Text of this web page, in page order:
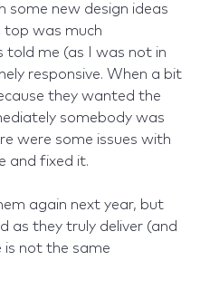
some new design ideas
top was much
told me (as I was not in
responsive. When a bit
they wanted the
somebody was
were some issues with
and fixed it.
again next year, but
as they truly deliver (and
is not the same